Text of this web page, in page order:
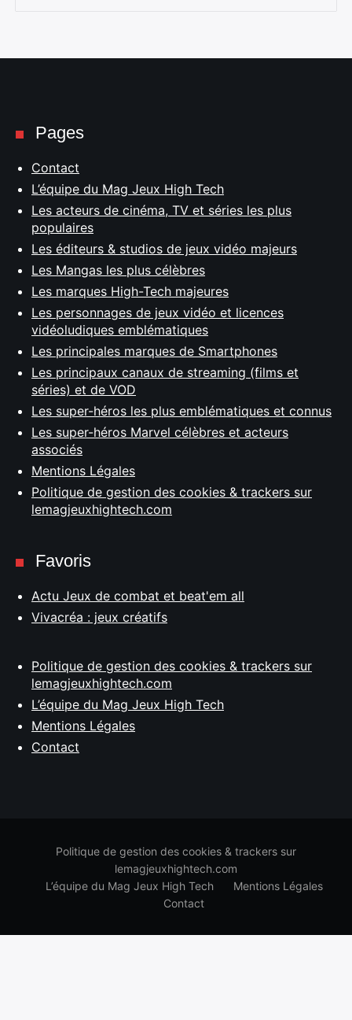
Pages
Contact
L’équipe du Mag Jeux High Tech
Les acteurs de cinéma, TV et séries les plus
populaires
Les éditeurs & studios de jeux vidéo majeurs
Les Mangas les plus célèbres
Les marques High-Tech majeures
Les personnages de jeux vidéo et licences
vidéoludiques emblématiques
Les principales marques de Smartphones
Les principaux canaux de streaming (films et
séries) et de VOD
Les super-héros les plus emblématiques et connus
Les super-héros Marvel célèbres et acteurs
associés
Mentions Légales
Politique de gestion des cookies & trackers sur
lemagjeuxhightech.com
Favoris
Actu Jeux de combat et beat'em all
Vivacréa : jeux créatifs
Politique de gestion des cookies & trackers sur
lemagjeuxhightech.com
L’équipe du Mag Jeux High Tech
Mentions Légales
Contact
Politique de gestion des cookies & trackers sur
lemagjeuxhightech.com
L’équipe du Mag Jeux High Tech
Mentions Légales
Contact